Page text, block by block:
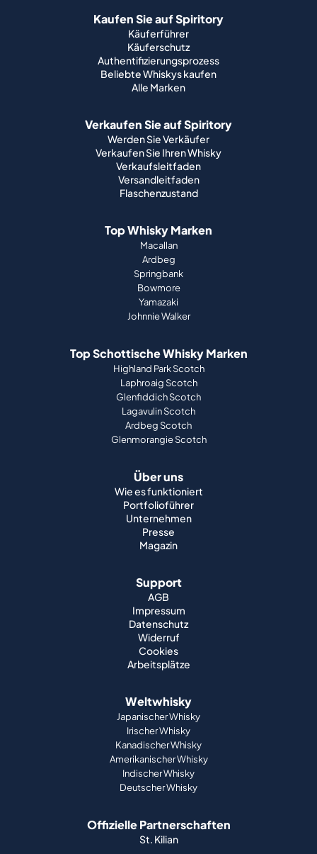
Kaufen Sie auf Spiritory
Käuferführer
Käuferschutz
Authentifizierungsprozess
Beliebte Whiskys kaufen
Alle Marken
Verkaufen Sie auf Spiritory
Werden Sie Verkäufer
Verkaufen Sie Ihren Whisky
Verkaufsleitfaden
Versandleitfaden
Flaschenzustand
Top Whisky Marken
Macallan
Ardbeg
Springbank
Bowmore
Yamazaki
Johnnie Walker
Top Schottische Whisky Marken
Highland Park Scotch
Laphroaig Scotch
Glenfiddich Scotch
Lagavulin Scotch
Ardbeg Scotch
Glenmorangie Scotch
Über uns
Wie es funktioniert
Portfolioführer
Unternehmen
Presse
Magazin
Support
AGB
Impressum
Datenschutz
Widerruf
Cookies
Arbeitsplätze
Weltwhisky
Japanischer Whisky
Irischer Whisky
Kanadischer Whisky
Amerikanischer Whisky
Indischer Whisky
Deutscher Whisky
Offizielle Partnerschaften
St. Kilian